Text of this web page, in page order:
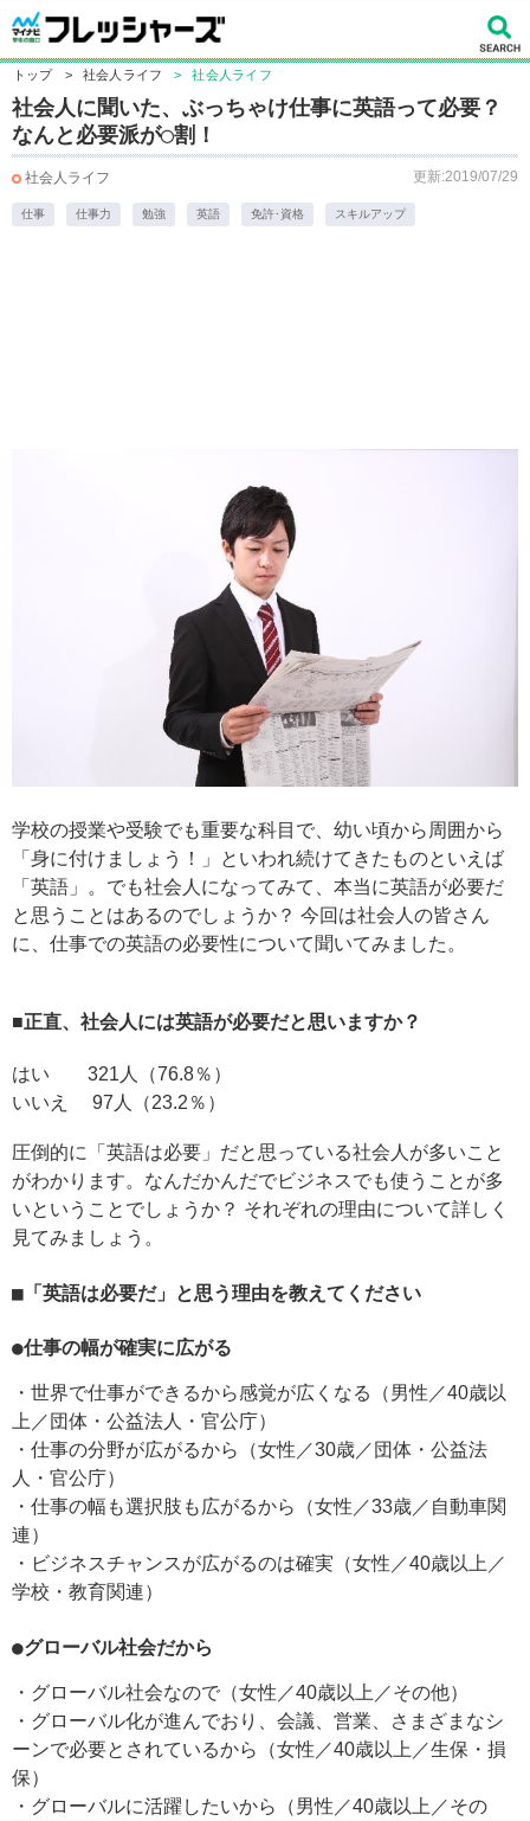
トップ > 社会人ライフ > 社会人ライフ
社会人に聞いた、ぶっちゃけ仕事に英語って必要？
なんと必要派が◯割！
社会人ライフ 更新:2019/07/29
仕事 仕事力 勉強 英語 免許･資格 スキルアップ
学校の授業や受験でも重要な科目で、幼い頃から周囲から
「身に付けましょう！」といわれ続けてきたものといえば
「英語」。でも社会人になってみて、本当に英語が必要だ
と思うことはあるのでしょうか？ 今回は社会人の皆さん
に、仕事での英語の必要性について聞いてみました。
■正直、社会人には英語が必要だと思いますか？
はい 321人（76.8％）
いいえ 97人（23.2％）
圧倒的に「英語は必要」だと思っている社会人が多いこと
がわかります。なんだかんだでビジネスでも使うことが多
いということでしょうか？ それぞれの理由について詳しく
見てみましょう。
■「英語は必要だ」と思う理由を教えてください
●仕事の幅が確実に広がる
・世界で仕事ができるから感覚が広くなる（男性／40歳以
上／団体・公益法人・官公庁）
・仕事の分野が広がるから（女性／30歳／団体・公益法
人・官公庁）
・仕事の幅も選択肢も広がるから（女性／33歳／自動車関
連）
・ビジネスチャンスが広がるのは確実（女性／40歳以上／
学校・教育関連）
●グローバル社会だから
・グローバル社会なので（女性／40歳以上／その他）
・グローバル化が進んでおり、会議、営業、さまざまなシ
ーンで必要とされているから（女性／40歳以上／生保・損
保）
・グローバルに活躍したいから（男性／40歳以上／その